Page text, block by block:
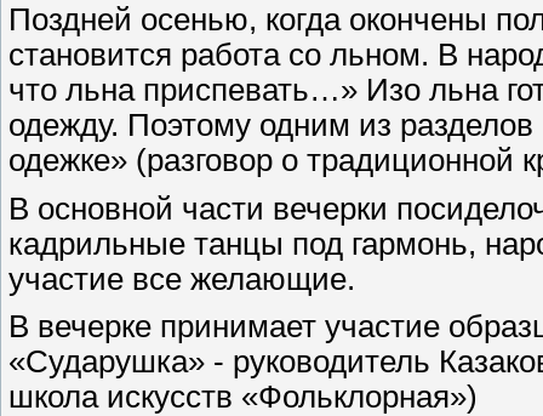
Поздней осенью, когда окончены
становится работа со льном. В
что льна приспевать…» Изо льна
одежду. Поэтому одним из
одежке» (разговор о традиционной
В основной части вечерки
кадрильные танцы под гармонь,
участие все желающие.
В вечерке принимает участие
«Сударушка» - руководитель
школа искусств «Фольклорная»)